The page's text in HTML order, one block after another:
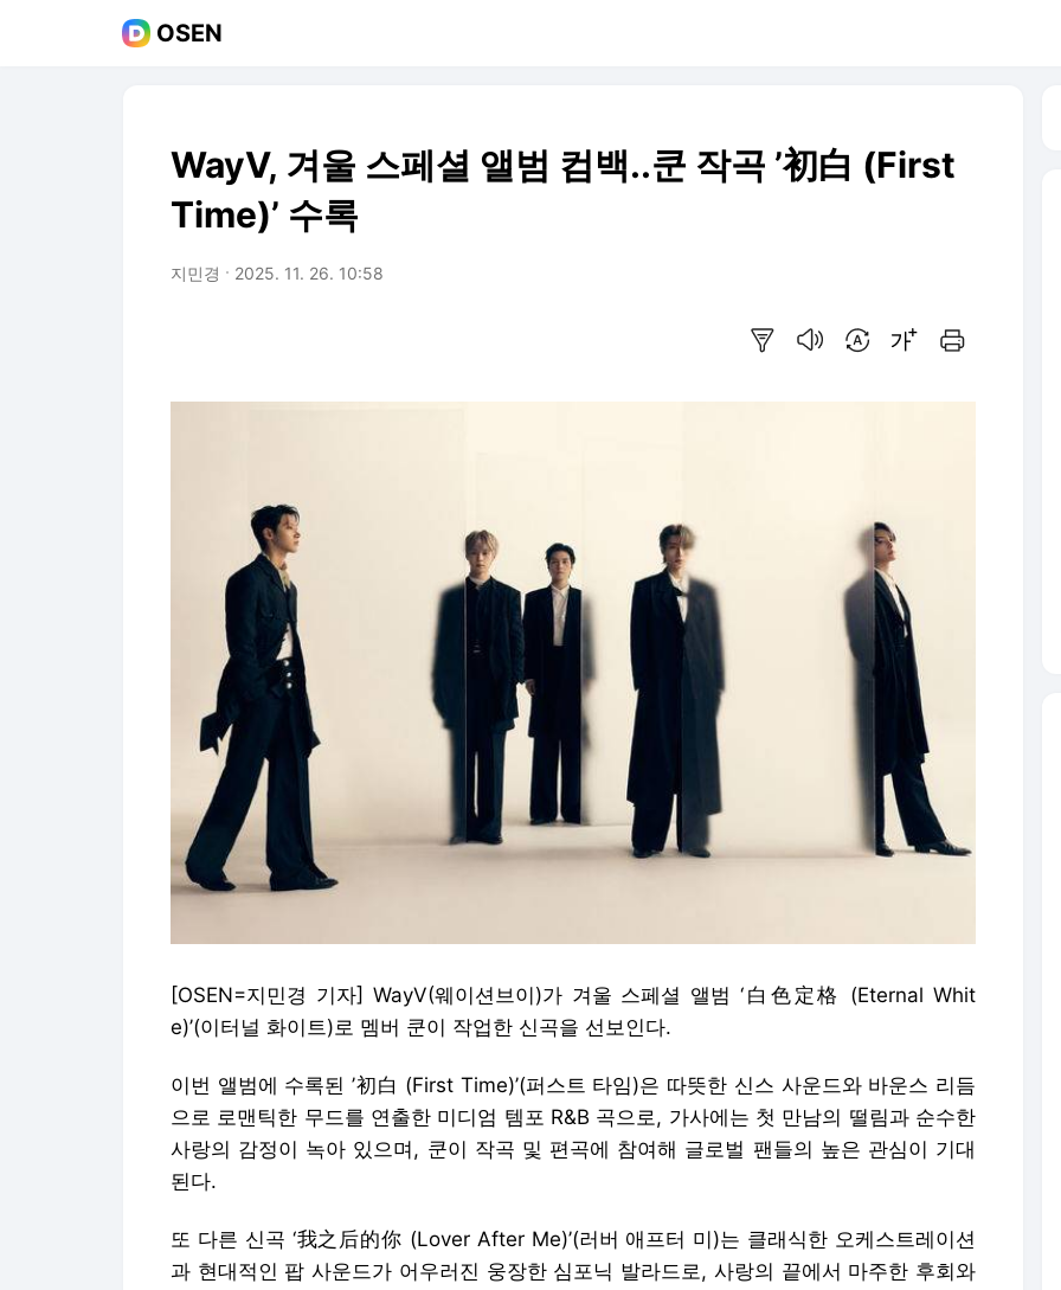
OSEN
WayV, 겨울 스페셜 앨범 컴백..쿤 작곡 ’初白 (First
Time)’ 수록
지민경 2025. 11. 26. 10:58
[OSEN=지민경 기자] WayV(웨이션브이)가 겨울 스페셜 앨범 ‘白色定格 (Eternal Whit
e)’(이터널 화이트)로 멤버 쿤이 작업한 신곡을 선보인다.
이번 앨범에 수록된 ’初白 (First Time)’(퍼스트 타임)은 따뜻한 신스 사운드와 바운스 리듬
으로 로맨틱한 무드를 연출한 미디엄 템포 R&B 곡으로, 가사에는 첫 만남의 떨림과 순수한
사랑의 감정이 녹아 있으며, 쿤이 작곡 및 편곡에 참여해 글로벌 팬들의 높은 관심이 기대
된다.
또 다른 신곡 ‘我之后的你 (Lover After Me)’(러버 애프터 미)는 클래식한 오케스트레이션
과 현대적인 팝 사운드가 어우러진 웅장한 심포닉 발라드로, 사랑의 끝에서 마주한 후회와